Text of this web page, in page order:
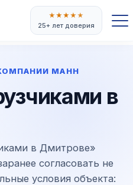
★★★★★
25+ лет доверия
МАНН
в
в Дмитрове»
согласовать не
условия объекта: